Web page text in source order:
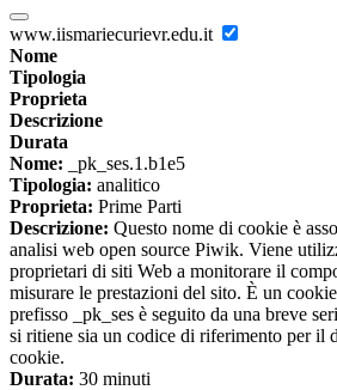
www.iismariecurievr.edu.it
Nome
Tipologia
Proprieta
Descrizione
Durata
Nome: _pk_ses.1.b1e5
Tipologia: analitico
Proprieta: Prime Parti
Descrizione: Questo nome di cookie è
analisi web open source Piwik. Viene
proprietari di siti Web a monitorare il
misurare le prestazioni del sito. È un
prefisso _pk_ses è seguito da una breve
si ritiene sia un codice di riferimento per il
cookie.
Durata: 30 minuti